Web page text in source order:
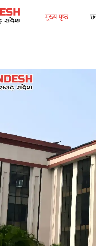
मुख्य पृष्ठ